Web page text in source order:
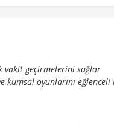
vakit geçirmelerini sağlar
kumsal oyunlarını